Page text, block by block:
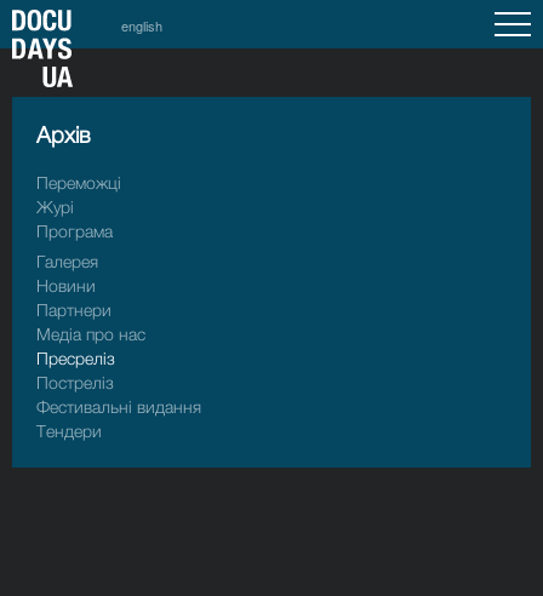
english
Архiв
Переможці
Журі
Програма
Галерея
Новини
Партнери
Медіа про нас
Пресрелiз
Пострелiз
Фестивальні видання
Тендери